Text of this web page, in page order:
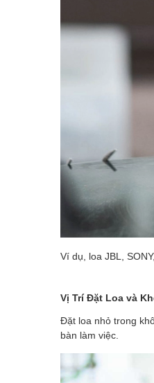
Ví dụ, loa JBL,
Vị Trí Đặt Loa và
Đặt loa nhỏ trong
bàn làm việc.